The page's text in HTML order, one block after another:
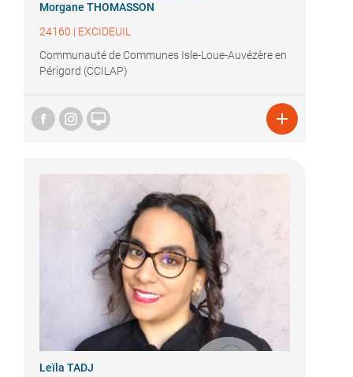
Morgane THOMASSON
24160 | EXCIDEUIL
Communauté de Communes Isle-Loue-Auvézère en
Périgord (CCILAP)
 
Leïla TADJ